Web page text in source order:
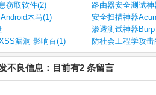
窃取软件(2)
路由器安全测试
木马(1)
安全扫描神器
渗透测试神器
漏洞 影响百(1)
防社会工程学攻
不良信息：目前有2 条留言